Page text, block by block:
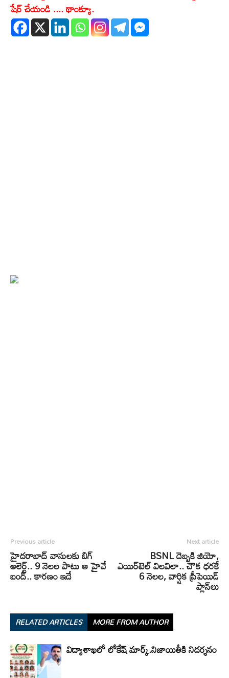
షేర్ చేయండి .... థాంక్యూ.
Previous article
హైదరాబాద్ వాసులకు బిగ్
అలెర్ట్.. 9 నెలల పాటు ఆ హైవే
బంద్.. కారణం ఇదే
Next article
BSNL దెబ్బకి జియో,
ఎయిర్‌టెల్‌ విలవిలా.. చౌక ధరకే
6 నెలల, వార్షిక ప్రీపెయిడ్
ప్లాన్‌లు
RELATED ARTICLES MORE FROM AUTHOR
విద్యాశాఖలో లోకేష్ మార్క్.నిజాయితీకి నిదర్శనం